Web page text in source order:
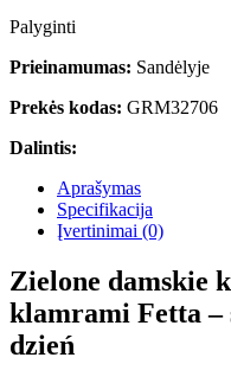
Palyginti
Prieinamumas: Sandėlyje
Prekės kodas: GRM32706
Dalintis:
Aprašymas
Specifikacija
Įvertinimai (0)
Zielone damskie
klamrami Fetta –
dzień